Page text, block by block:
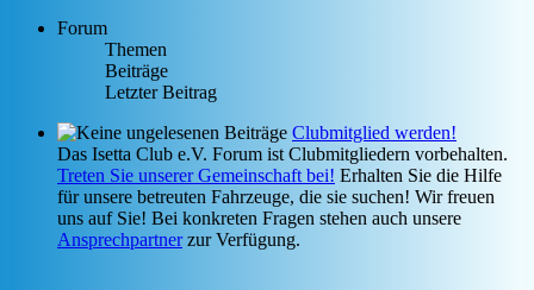
Forum
Themen
Beiträge
Letzter Beitrag
Clubmitglied werden!
Das Isetta Club e.V. Forum ist Clubmitgliedern vorbehalten.
Treten Sie unserer Gemeinschaft bei! Erhalten Sie die Hilfe
für unsere betreuten Fahrzeuge, die sie suchen! Wir freuen
uns auf Sie! Bei konkreten Fragen stehen auch unsere
Ansprechpartnerzur Verfügung.